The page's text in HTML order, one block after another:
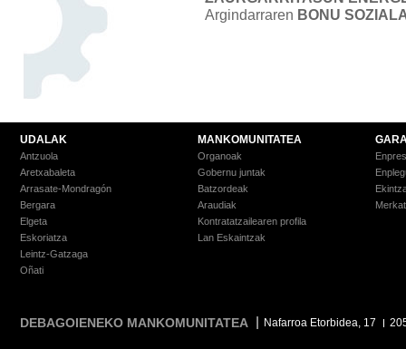
Argindarraren BONU
UDALAK
Antzuola
Aretxabaleta
Arrasate-Mondragón
Bergara
Elgeta
Eskoriatza
Leintz-Gatzaga
Oñati
MANKOMUNITATEA
Organoak
Gobernu juntak
Batzordeak
Araudiak
Kontratatzailearen profila
Lan Eskaintzak
DEBAGOIENEKO MANKOMUNITATEA Nafarroa Etorbidea, 17